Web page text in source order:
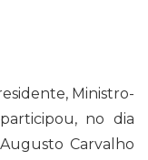
Ministro-
no dia
Carvalho